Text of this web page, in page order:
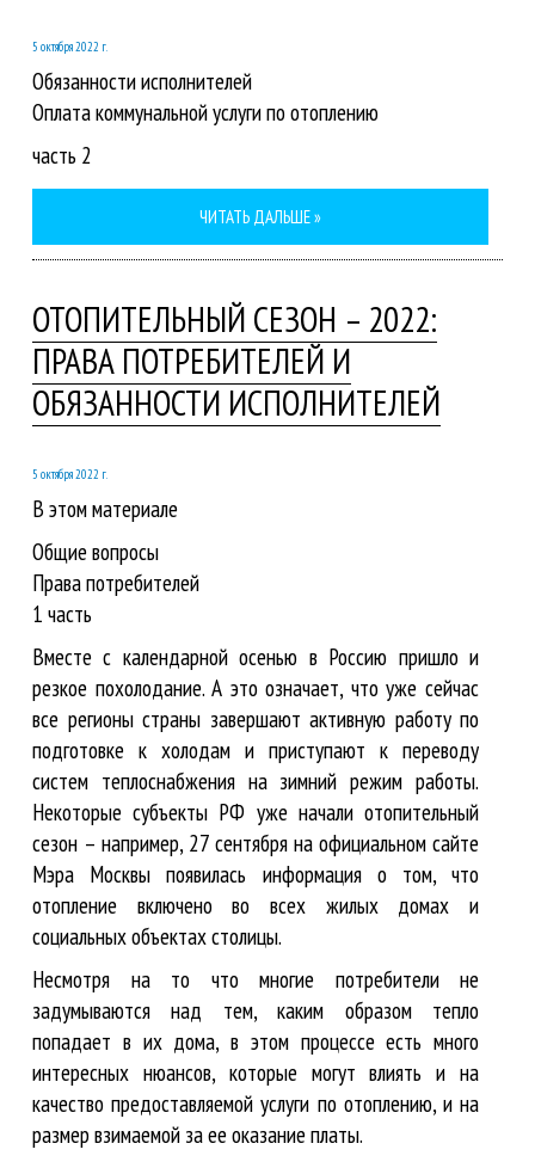
5 октября 2022 г.
Обязанности исполнителей
Оплата коммунальной услуги по отоплению
часть 2
ЧИТАТЬ ДАЛЬШЕ »
ОТОПИТЕЛЬНЫЙ СЕЗОН – 2022:
ПРАВА ПОТРЕБИТЕЛЕЙ И
ОБЯЗАННОСТИ ИСПОЛНИТЕЛЕЙ
5 октября 2022 г.
В этом материале
Общие вопросы
Права потребителей
1 часть
Вместе с календарной осенью в Россию пришло и
резкое похолодание. А это означает, что уже сейчас
все регионы страны завершают активную работу по
подготовке к холодам и приступают к переводу
систем теплоснабжения на зимний режим работы.
Некоторые субъекты РФ уже начали отопительный
сезон – например, 27 сентября на официальном сайте
Мэра Москвы появилась информация о том, что
отопление включено во всех жилых домах и
социальных объектах столицы.
Несмотря на то что многие потребители не
задумываются над тем, каким образом тепло
попадает в их дома, в этом процессе есть много
интересных нюансов, которые могут влиять и на
качество предоставляемой услуги по отоплению, и на
размер взимаемой за ее оказание платы.